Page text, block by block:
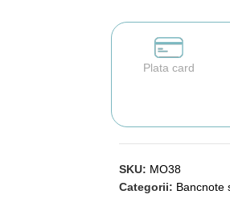
Plata card
SKU: MO38
Categorii: Bancnote